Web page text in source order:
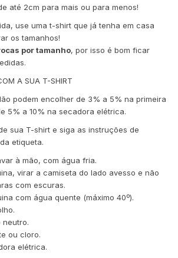
até 2cm para mais ou para menos!
use uma t-shirt que já tenha em casa
os tamanhos!
por tamanho, por isso é bom ficar
A SUA T-SHIRT
podem encolher de 3% a 5% na primeira
5% a 10% na secadora elétrica.
sua T-shirt e siga as instruções de
da etiqueta.
à mão, com água fria.
virar a camiseta do lado avesso e não
com escuras.
com água quente (máximo 40º).
neutro.
ou cloro.
elétrica.